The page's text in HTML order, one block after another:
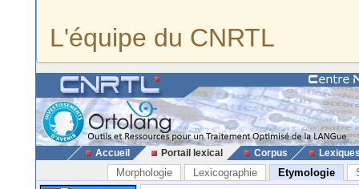
L'équipe du CNRTL
Accueil Portail lexical Corpus
Morphologie Lexicographie Etymologie